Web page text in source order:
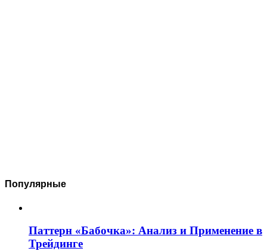
Популярные
Паттерн «Бабочка»: Анализ и Применение в
Трейдинге